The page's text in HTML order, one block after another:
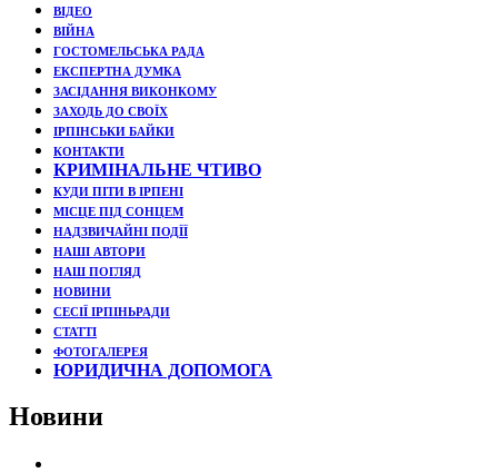
ВІДЕО
ВІЙНА
ГОСТОМЕЛЬСЬКА РАДА
ЕКСПЕРТНА ДУМКА
ЗАСІДАННЯ ВИКОНКОМУ
ЗАХОДЬ ДО СВОЇХ
ІРПІНСЬКИ БАЙКИ
КОНТАКТИ
КРИМІНАЛЬНЕ ЧТИВО
КУДИ ПІТИ В ІРПЕНІ
МІСЦЕ ПІД СОНЦЕМ
НАДЗВИЧАЙНІ ПОДЇЇ
НАШІ АВТОРИ
НАШ ПОГЛЯД
НОВИНИ
СЕСІЇ ІРПІНЬРАДИ
СТАТТІ
ФОТОГАЛЕРЕЯ
ЮРИДИЧНА ДОПОМОГА
Новини